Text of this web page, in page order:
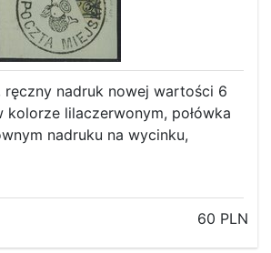
ręczny nadruk nowej wartości 6
kolorze lilaczerwonym, połówka
nadruku na wycinku,
60 PLN